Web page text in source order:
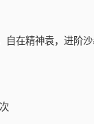
自在精神袁，进阶